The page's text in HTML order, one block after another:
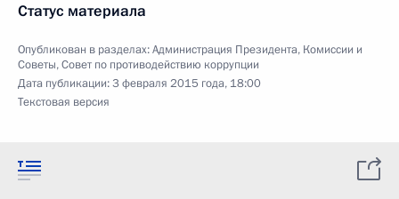
Статус материала
Опубликован в разделах:Администрация Президента, Комиссии и
Советы,Совет по противодействию коррупции
Дата публикации:3 февраля 2015 года, 18:00
Текстовая версия